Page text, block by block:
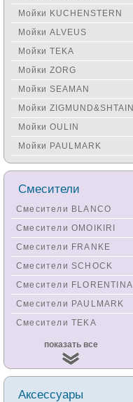
Мойки KUCHENSTERN
Мойки ALVEUS
Мойки TEKA
Мойки ZORG
Мойки SEAMAN
Мойки ZIGMUND&SHTAIN
Мойки OULIN
Мойки PAULMARK
Смесители
Смесители BLANCO
Смесители OMOIKIRI
Смесители FRANKE
Смесители SCHOCK
Смесители FLORENTINA
Смесители PAULMARK
Смесители TEKA
Смесители
KUCHENSTERN
Смесители ZORG
Смесители KANTERA
показать все
Аксессуары